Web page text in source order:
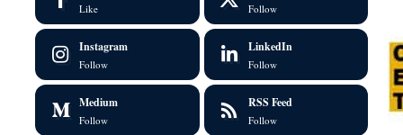
Like Follow
Instagram
Follow
LinkedIn
Follow
Medium
Follow
RSS Feed
Follow